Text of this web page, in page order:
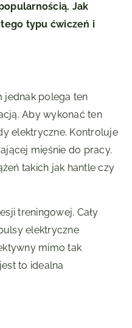
Jak
tego typu ćwiczeń i
jednak polega ten
Aby wykonać ten
elektryczne. Kontroluje
mięśnie do pracy.
takich jak hantle czy
treningowej. Cały
elektryczne
mimo tak
to idealna